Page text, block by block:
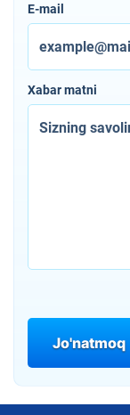
E-mail
Xabar matni
Jo'natmoq